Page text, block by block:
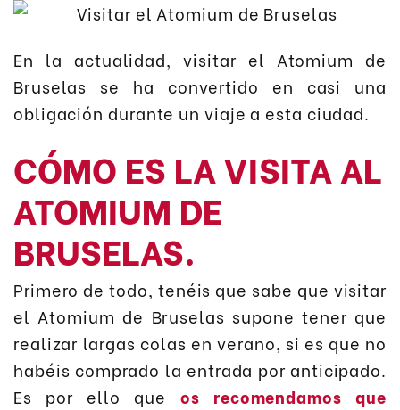
En la actualidad, visitar el Atomium de
Bruselas se ha convertido en casi una
obligación durante un viaje a esta ciudad.
CÓMO ES LA VISITA AL
ATOMIUM DE
BRUSELAS.
Primero de todo, tenéis que sabe que visitar
el Atomium de Bruselas supone tener que
realizar largas colas en verano, si es que no
habéis comprado la entrada por anticipado.
Es por ello que os recomendamos que